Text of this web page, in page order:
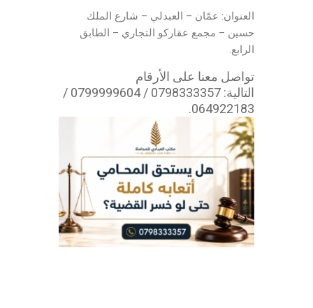
العنوان: عمّان – العبدلي – شارع الملك
حسين – مجمع عقاركو التجاري – الطابق
الرابع.
تواصل معنا على الأرقام
التالية: 0798333357 / 0799999604 /
064922183.